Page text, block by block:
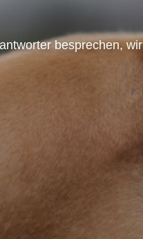
besprechen, wir